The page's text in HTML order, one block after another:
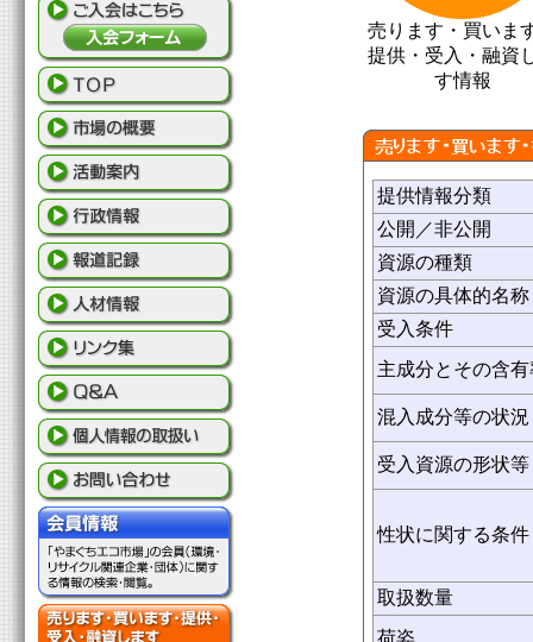
売ります・買いま
提供・受入・融資
す情報
提供情報分類
公開／非公開
資源の種類
資源の具体的名称
受入条件
主成分とその含有
混入成分等の状況
受入資源の形状等
性状に関する条件
取扱数量
荷姿